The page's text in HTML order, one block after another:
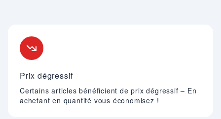
Prix dégressif
Certains articles bénéficient de prix dégressif – En
achetant en quantité vous économisez !